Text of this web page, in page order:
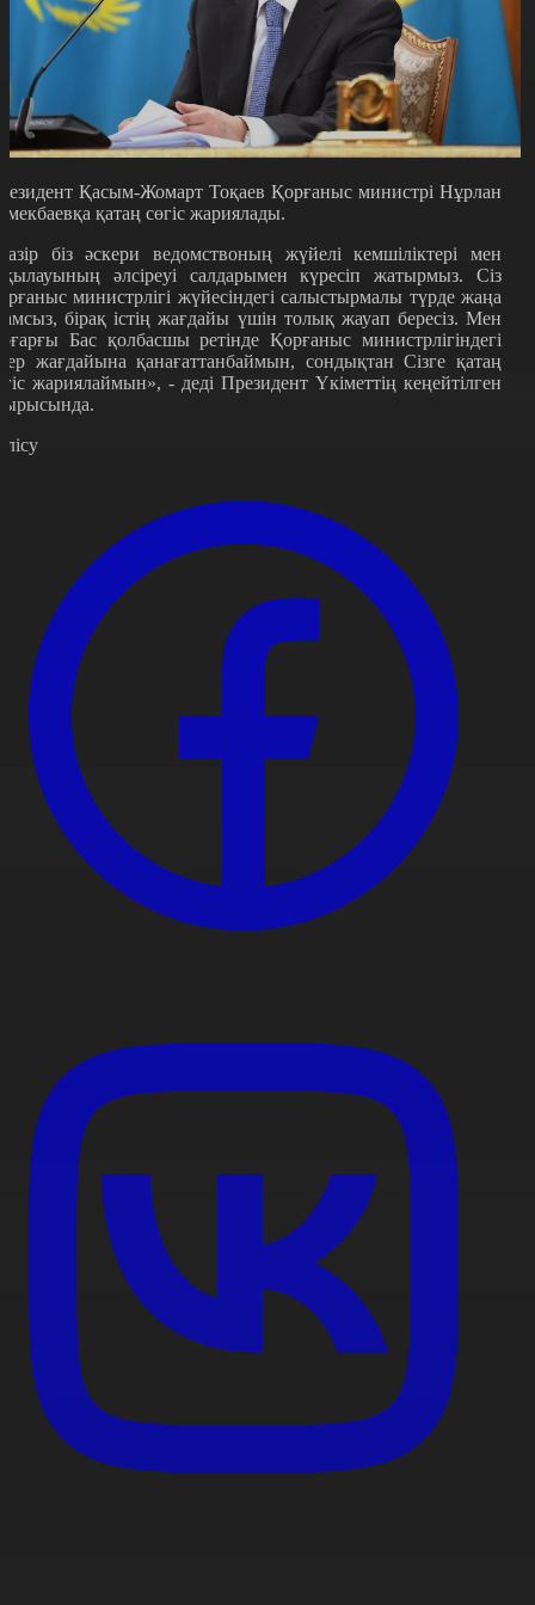
Қасым-Жомарт Тоқаев Қорғаныс министрі Нұрлан
қатаң сөгіс жариялады.
біз әскери ведомствоның жүйелі кемшіліктері мен
әлсіреуі салдарымен күресіп жатырмыз. Сіз
министрлігі жүйесіндегі салыстырмалы түрде жаңа
бірақ істің жағдайы үшін толық жауап бересіз. Мен
Бас қолбасшы ретінде Қорғаныс министрлігіндегі
жағдайына қанағаттанбаймын, сондықтан Сізге қатаң
жариялаймын», - деді Президент Үкіметтің кеңейтілген